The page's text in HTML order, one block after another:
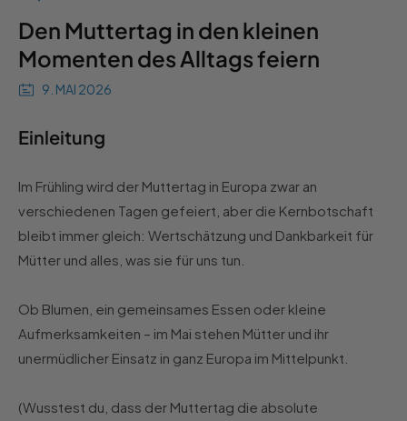
Den Muttertag in den kleinen
Momenten des Alltags feiern
9. MAI 2026
Einleitung
Im Frühling wird der Muttertag in Europa zwar an
verschiedenen Tagen gefeiert, aber die Kernbotschaft
bleibt immer gleich: Wertschätzung und Dankbarkeit für
Mütter und alles, was sie für uns tun.
Ob Blumen, ein gemeinsames Essen oder kleine
Aufmerksamkeiten – im Mai stehen Mütter und ihr
unermüdlicher Einsatz in ganz Europa im Mittelpunkt.
(Wusstest du, dass der Muttertag die absolute